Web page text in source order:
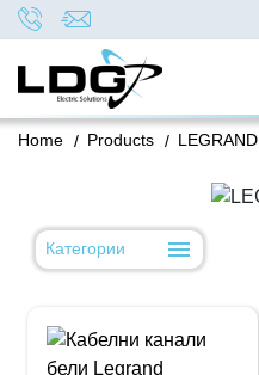
/
Home /
Products LEGRAND
Категории